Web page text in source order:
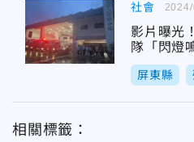
社會
影片曝光
隊「閃燈
屏東縣
相關標籤：